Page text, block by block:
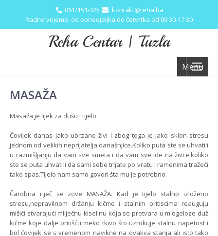
061/151-325
kontakt@reha.ba
Radno vrijeme: od ponedjeljka do četvrtka od 09.30-17:30
Reha Centar | Tuzla
Menu
MASAŽA
Masaža je lijek za dušu i tijelo
Čovijek danas jako ubrzano živi i zbog toga je jako sklon stresu
jednom od velikih neprijatelja današnjice.Koliko puta ste se uhvatili
u razmišljanju da vam sve smeta i da vam sve ide na živce,koliko
ste se puta uhvatili da sami sebe trljate po vratu i ramenima tražeći
tako spas.Tijelo nam samo govori šta mu je potrebno.
Čarobna riječ se zove MASAŽA. Kad je tijelo stalno izloženo
stresu,nepravilnom držanju kičme i stalnim pritiscima reauguju
mišići stvarajući mliječnu kiselinu koja se pretvara u miogeloze duž
kičme koje dalje pritišću meko tkivo što uzrokuje stalnu napetost i
bol čovijek se s vremenom navikne na ovakva stanja ali isto tako